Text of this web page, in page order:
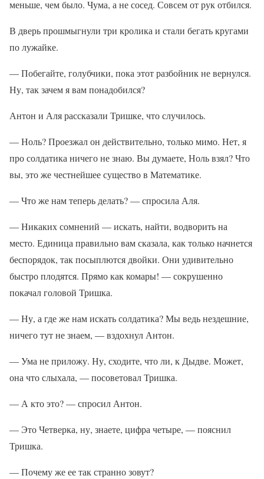
меньше, чем было. Чума, а не сосед. Совсем от рук отбился.
В дверь прошмыгнули три кролика и стали бегать кругами
по лужайке.
— Побегайте, голубчики, пока этот разбойник не вернулся.
Ну, так зачем я вам понадобился?
Антон и Аля рассказали Тришке, что случилось.
— Ноль? Проезжал он действительно, только мимо. Нет, я
про солдатика ничего не знаю. Вы думаете, Ноль взял? Что
вы, это же честнейшее существо в Математике.
— Что же нам теперь делать? — спросила Аля.
— Никаких сомнений — искать, найти, водворить на
место. Единица правильно вам сказала, как только начнется
беспорядок, так посыплются двойки. Они удивительно
быстро плодятся. Прямо как комары! — сокрушенно
покачал головой Тришка.
— Ну, а где же нам искать солдатика? Мы ведь нездешние,
ничего тут не знаем, — вздохнул Антон.
— Ума не приложу. Ну, сходите, что ли, к Дыдве. Может,
она что слыхала, — посоветовал Тришка.
— А кто это? — спросил Антон.
— Это Четверка, ну, знаете, цифра четыре, — пояснил
Тришка.
— Почему же ее так странно зовут?